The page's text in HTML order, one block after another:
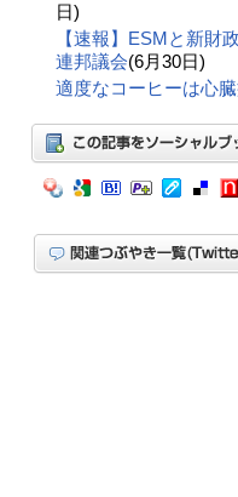
日)
【速報】ESMと新財
連邦議会(6月30日)
適度なコーヒーは心